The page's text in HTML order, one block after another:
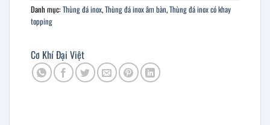
Danh mục:Thùng đá inox,Thùng đá inox âm bàn,Thùng đá inox có khay
topping
Cơ Khí Đại Việt